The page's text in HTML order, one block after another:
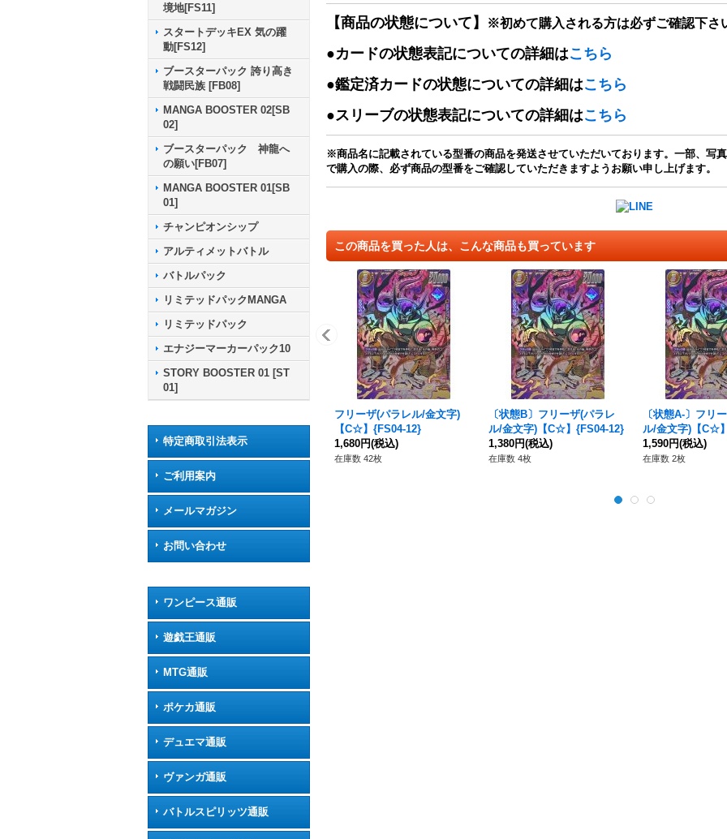
境地[FS11]
スタートデッキEX 気の躍
動[FS12]
ブースターパック 誇り高き
戦闘民族 [FB08]
MANGA BOOSTER 02[SB
02]
ブースターパック 神龍へ
の願い[FB07]
MANGA BOOSTER 01[SB
01]
チャンピオンシップ
アルティメットバトル
バトルパック
リミテッドパックMANGA
リミテッドパック
エナジーマーカーパック10
STORY BOOSTER 01 [ST
01]
特定商取引法表示
ご利用案内
メールマガジン
お問い合わせ
ワンピース通販
遊戯王通販
MTG通販
ポケカ通販
デュエマ通販
ヴァンガ通販
バトルスピリッツ通販
【商品の状態について】 ※初めて購入される方は必ずご確認下さ
●カードの状態表記についての詳細はこちら
●鑑定済カードの状態についての詳細はこちら
●スリーブの状態表記についての詳細はこちら
※商品名に記載されている型番の商品を発送させていただいております。一部、写
で購入の際、必ず商品の型番をご確認していただきますようお願い申し上げます。
この商品を買った人は、こんな商品も買っています
フリーザ(パラレル/金文字)
【C☆】{FS04-12}
1,680円(税込)
在庫数 42枚
〔状態B〕フリーザ(パラレ
ル/金文字)【C☆】{FS04-12}
1,380円(税込)
在庫数 4枚
〔状態A-〕フリ
ル/金文字)【C☆
1,590円(税込)
在庫数 2枚